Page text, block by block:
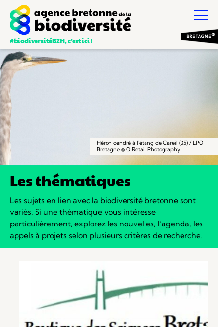
#biodiversitéBZH, c’est ici !
Héron cendré à l'étang de Careil (35) / LPO
Bretagne © O Retail Photography
Les thématiques
Les sujets en lien avec la biodiversité bretonne sont
variés. Si une thématique vous intéresse
particulièrement, explorez les nouvelles, l’agenda, les
appels à projets selon plusieurs critères de recherche.